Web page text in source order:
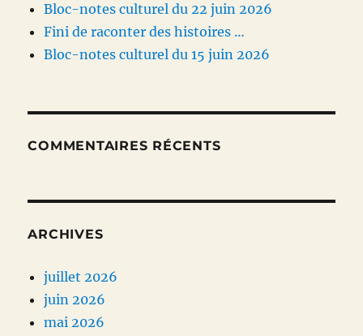
Bloc-notes culturel du 22 juin 2026
Fini de raconter des histoires …
Bloc-notes culturel du 15 juin 2026
COMMENTAIRES RÉCENTS
ARCHIVES
juillet 2026
juin 2026
mai 2026